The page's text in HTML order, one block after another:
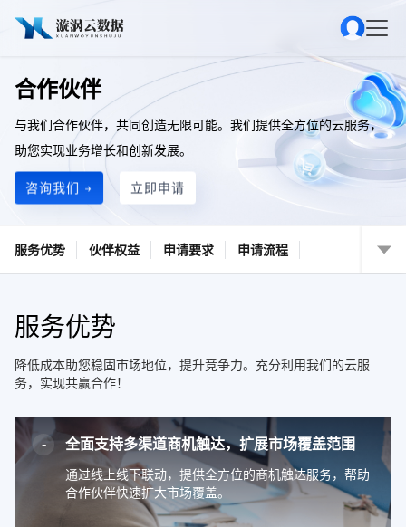
合作伙伴
与我们合作伙伴，共同创造无限可能。我们提供全方位的云服务，
助您实现业务增长和创新发展。
咨询我们 → 立即申请
服务优势 伙伴权益 申请要求 申请流程
服务优势
降低成本助您稳固市场地位，提升竞争力。充分利用我们的云服
务，实现共赢合作！
全面支持多渠道商机触达，扩展市场覆盖范围
通过线上线下联动，提供全方位的商机触达服务，帮助
合作伙伴快速扩大市场覆盖。